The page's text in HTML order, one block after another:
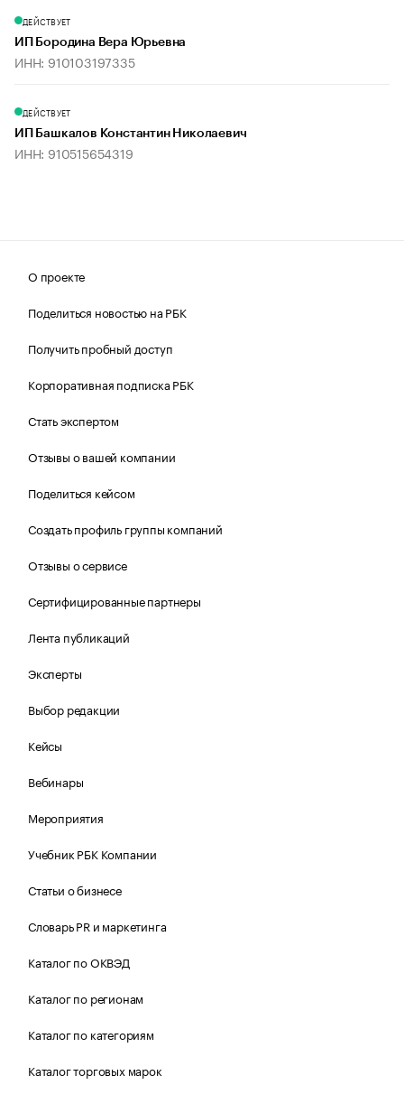
ДЕЙСТВУЕТ
ИП Бородина Вера Юрьевна
ИНН: 910103197335
ДЕЙСТВУЕТ
ИП Башкалов Константин Николаевич
ИНН: 910515654319
О проекте
Поделиться новостью на РБК
Получить пробный доступ
Корпоративная подписка РБК
Стать экспертом
Отзывы о вашей компании
Поделиться кейсом
Создать профиль группы компаний
Отзывы о сервисе
Сертифицированные партнеры
Лента публикаций
Эксперты
Выбор редакции
Кейсы
Вебинары
Мероприятия
Учебник РБК Компании
Статьи о бизнесе
Словарь PR и маркетинга
Каталог по ОКВЭД
Каталог по регионам
Каталог по категориям
Каталог торговых марок